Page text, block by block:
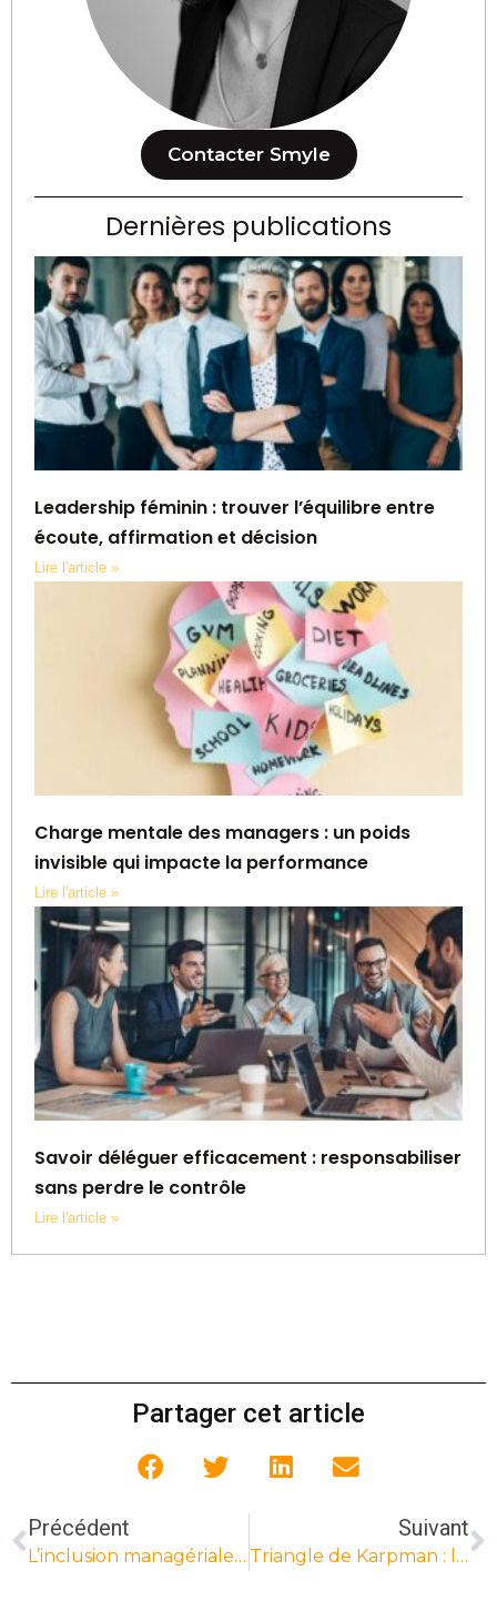
Contacter Smyle
Dernières publications
Leadership féminin : trouver l’équilibre entre
écoute, affirmation et décision
Lire l'article »
Charge mentale des managers : un poids
invisible qui impacte la performance
Lire l'article »
Savoir déléguer efficacement : responsabiliser
sans perdre le contrôle
Lire l'article »
Partager cet article
Précédent
L’inclusion managériale : clé de performances des équipes
Suivant
Triangle de Karpman : le Sauveur l’est-il vraiment ?